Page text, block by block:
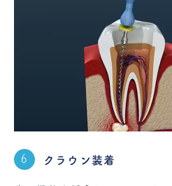
クラウン装着